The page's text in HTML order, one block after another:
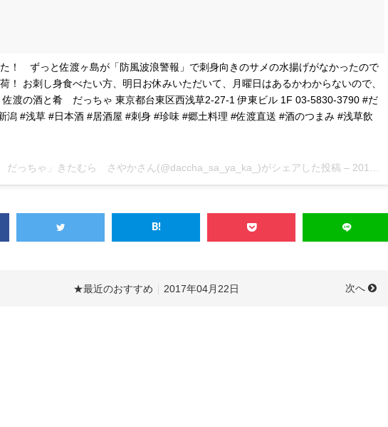
！ ずっと佐渡ヶ島が「防風波浪警報」で刺身向きのサメの水揚げがなかったので
！ お刺し身食べたい方、明日お休みいただいて、月曜日はあるかわからないので、
佐渡の酒と肴 だっちゃ 東京都台東区西浅草2-27-1 伊東ビル 1F 03-5830-3790 #だ
潟 #浅草 #日本酒 #居酒屋 #刺身 #珍味 #郷土料理 #佐渡直送 #酒のつまみ #浅草飲
だっちゃ」きたむら さやかさん(@daccha_sa_ya_ka_)がシェアした投稿 – 2017 Apr 21 11:49pm PDT
★最近のおすすめ 2017年04月22日 次へ